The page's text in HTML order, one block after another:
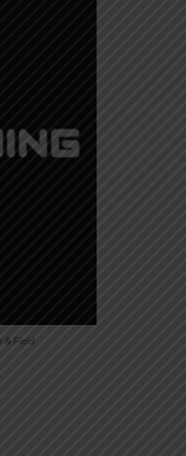
& Field